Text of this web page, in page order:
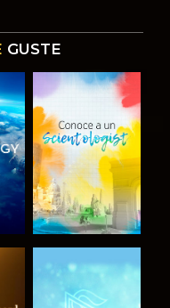
GUSTE
EXPLORA LAS